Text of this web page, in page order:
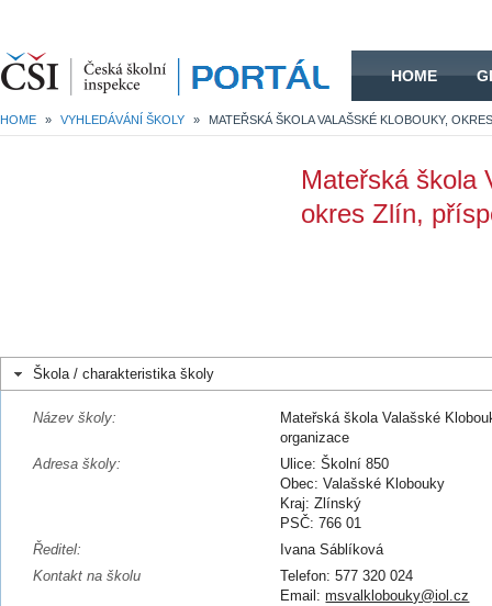
HOME
HOME » VYHLEDÁVÁNÍ ŠKOLY »
Mateřská škola
okres Zlín,
Škola / charakteristika školy
Název školy:
Mateřská škola Valašské
organizace
Adresa školy:
Ulice: Školní 850
Obec: Valašské Klobouky
Kraj: Zlínský
PSČ: 766 01
Ředitel:
Ivana Sáblíková
Kontakt na školu
Telefon: 577 320 024
Email:msvalklobouky@iol.cz